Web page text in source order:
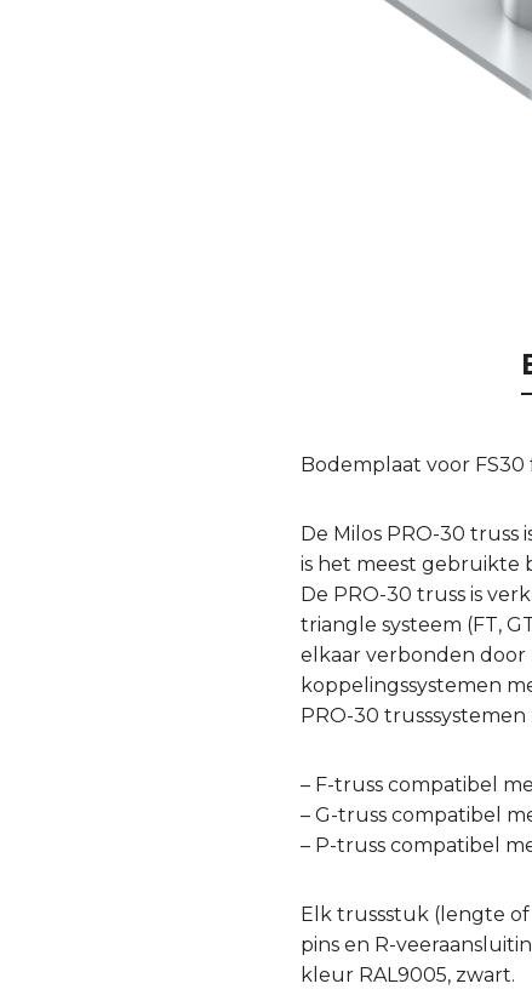
Bodemplaat voor FS30
De Milos PRO-30
is het meest gebruikte
De PRO-30 truss is
triangle systeem (FT,
elkaar verbonden door
koppelingssystemen
PRO-30
– F-truss compatibel
– G-truss compatibel
– P-truss compatibel
Elk trussstuk (lengte
pins en R-
kleur RAL9005, zwart.